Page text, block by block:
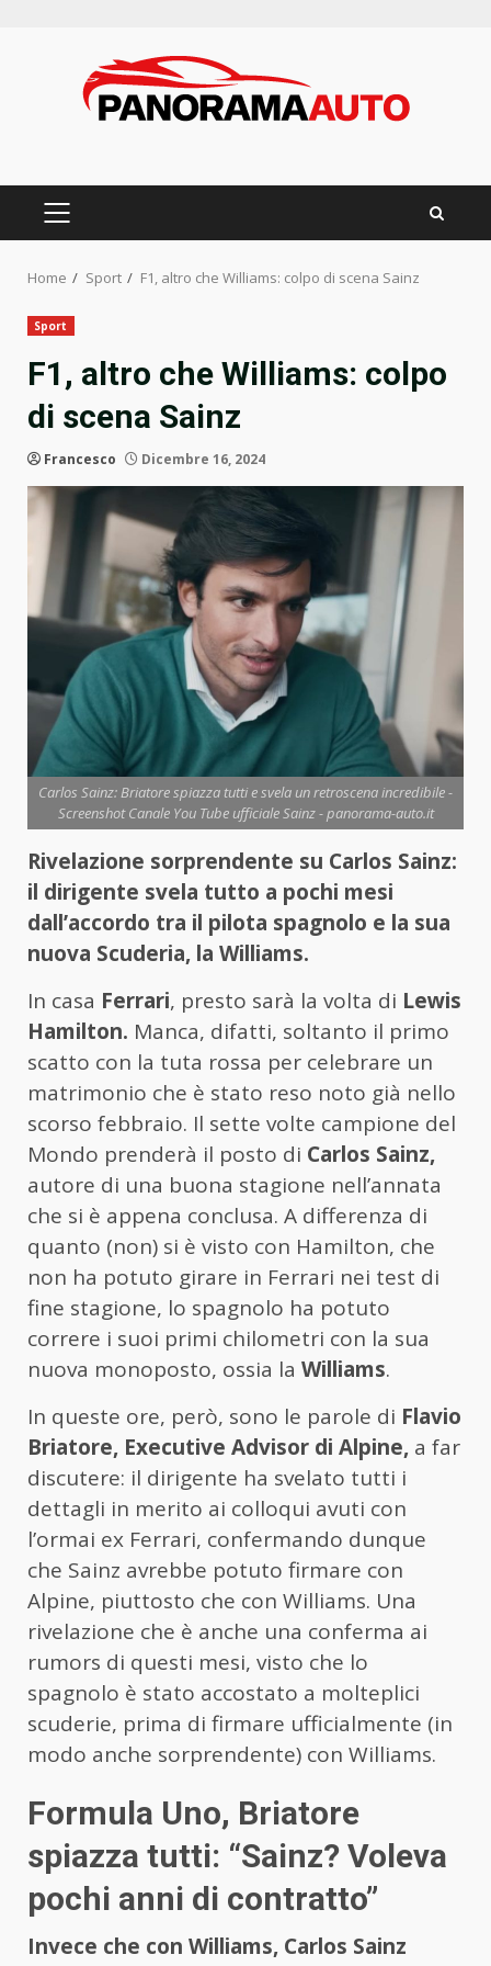
PRIMARY
Home Sport F1, altro che Williams: colpo di scena Sainz
Sport
F1, altro che Williams: colpo
di scena Sainz
Francesco Dicembre 16, 2024
Carlos Sainz: Briatore spiazza tutti e svela un retroscena incredibile -
Screenshot Canale You Tube ufficiale Sainz - panorama-auto.it
Rivelazione sorprendente su Carlos Sainz:
il dirigente svela tutto a pochi mesi
dall’accordo tra il pilota spagnolo e la sua
nuova Scuderia, la Williams.
In casa Ferrari, presto sarà la volta di Lewis
Hamilton. Manca, difatti, soltanto il primo
scatto con la tuta rossa per celebrare un
matrimonio che è stato reso noto già nello
scorso febbraio. Il sette volte campione del
Mondo prenderà il posto di Carlos Sainz,
autore di una buona stagione nell’annata
che si è appena conclusa. A differenza di
quanto (non) si è visto con Hamilton, che
non ha potuto girare in Ferrari nei test di
fine stagione, lo spagnolo ha potuto
correre i suoi primi chilometri con la sua
nuova monoposto, ossia la Williams.
In queste ore, però, sono le parole di Flavio
Briatore, Executive Advisor di Alpine, a far
discutere: il dirigente ha svelato tutti i
dettagli in merito ai colloqui avuti con
l’ormai ex Ferrari, confermando dunque
che Sainz avrebbe potuto firmare con
Alpine, piuttosto che con Williams. Una
rivelazione che è anche una conferma ai
rumors di questi mesi, visto che lo
spagnolo è stato accostato a molteplici
scuderie, prima di firmare ufficialmente (in
modo anche sorprendente) con Williams.
Formula Uno, Briatore
spiazza tutti: “Sainz? Voleva
pochi anni di contratto”
Invece che con Williams, Carlos Sainz